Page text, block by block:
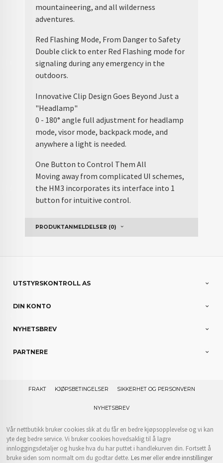
mountaineering, and all wilderness
adventures.
Red Flashing Mode, From Danger to Safety
Double click to enter Red Flashing mode for
signaling during any emergency in the
outdoors.
Innovative Clip Design Goes Beyond Just a
"Headlamp"
0 - 180° angle full adjustment for headlamp
mode, visor mode, backpack mode, and
anywhere a light is needed.
One Button to Control Them All
Moving away from complicated UI schemes,
the HM3 incorporates its interface into 1
button for intuitive control.
PRODUKTANMELDELSER (0)
UTSTYRSKONTROLL AS
DIN KONTO
NYHETSBREV
PARTNERE
FRAKT KJØPSBETINGELSER SIKKERHET OG PERSONVERN
NYHETSBREV
Vår nettbutikk bruker cookies slik at du får en bedre kjøpsopplevelse og vi kan
yte deg bedre service. Vi bruker cookies hovedsaklig til å lagre
innloggingsdetaljer og huske hva du har puttet i handlekurven din. Fortsett å
bruke siden som normalt om du godtar dette. Les merellerendre innstillinger